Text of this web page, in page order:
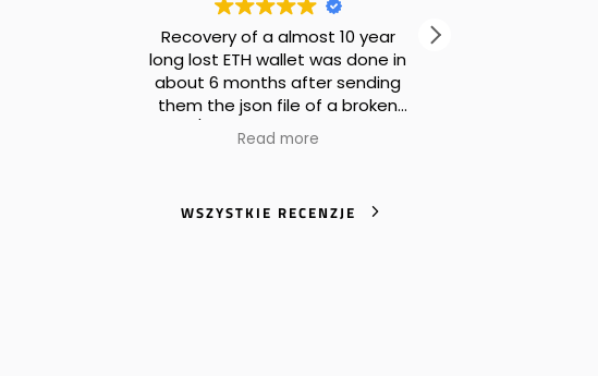
Recovery of a almost 10 year
long lost ETH wallet was done in
about 6 months after sending
them the json file of a broken
myst / ethereum wallet. Perfekt
work absolutly trustworthy, and
the money. Thank you at the
Read more
Excellent service! I
WSZYSTKIE RECENZJE